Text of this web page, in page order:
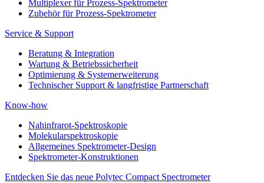
Multiplexer für Prozess-Spektrometer
Zubehör für Prozess-Spektrometer
Service & Support
Beratung & Integration
Wartung & Betriebssicherheit
Optimierung & Systemerweiterung
Technischer Support & langfristige Partnerschaft
Know-how
Nahinfrarot-Spektroskopie
Molekularspektroskopie
Allgemeines Spektrometer-Design
Spektrometer-Konstruktionen
Entdecken Sie das neue Polytec Compact Spectrometer